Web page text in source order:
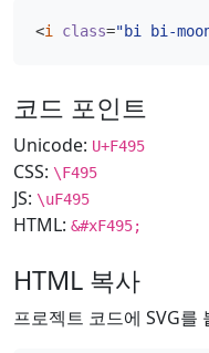
<i class="bi bi-
코드 포인트
Unicode: U+F495
CSS: \F495
JS: \uF495
HTML: &#xF495;
HTML 복사
프로젝트 코드에 SVG를